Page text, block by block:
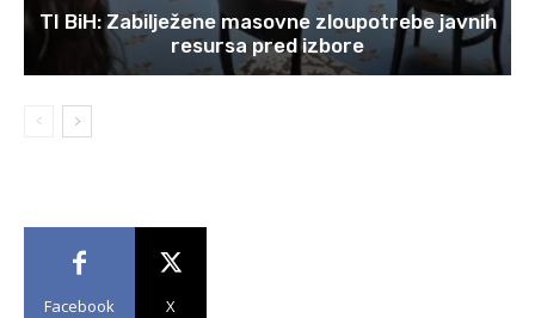
TI BiH: Zabilježene masovne zloupotrebe javnih
resursa pred izbore
Facebook X